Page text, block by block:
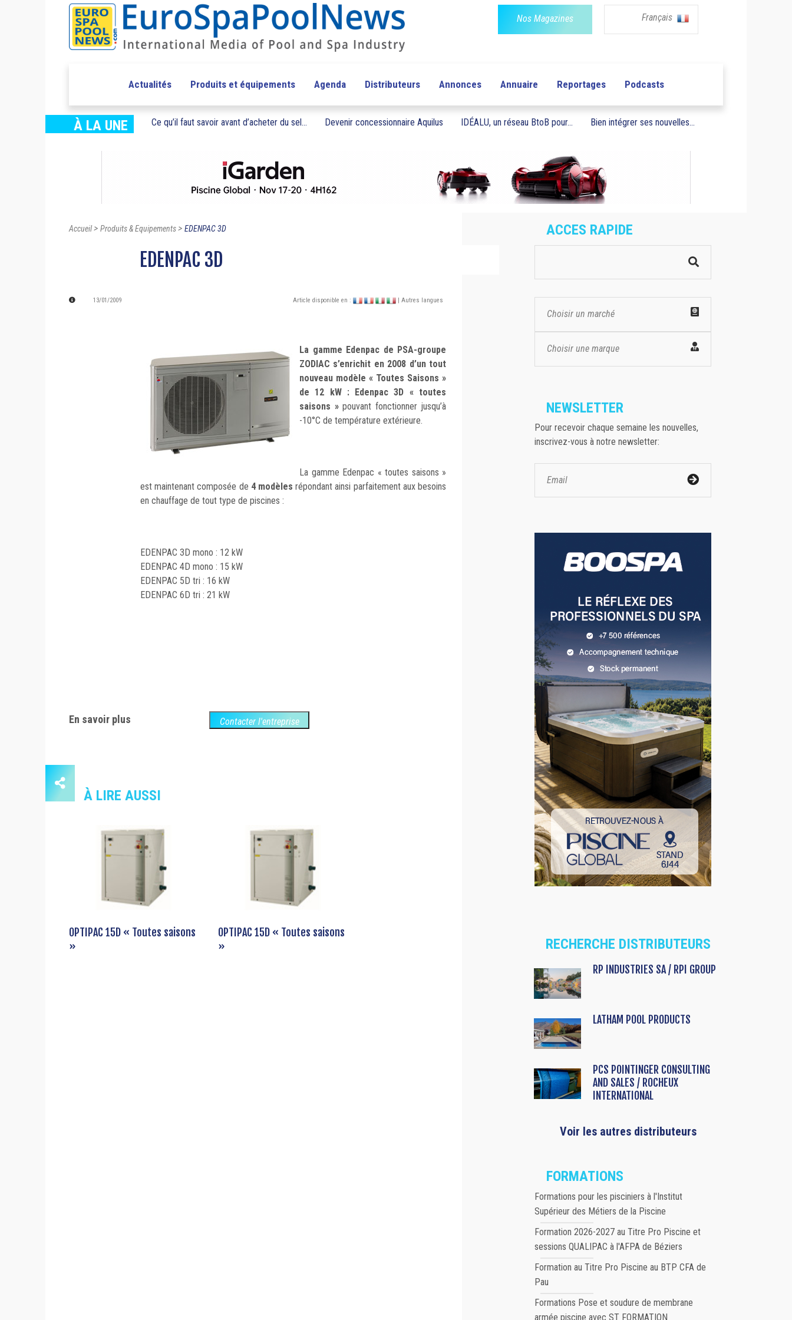
Nos Magazines Français
Actualités Produits et équipements Agenda Distributeurs Annonces Annuaire Reportages Podcasts
À LA UNE Ce qu’il faut savoir avant d’acheter du sel... Devenir concessionnaire Aquilus IDÉALU, un réseau BtoB pour... Bien intégrer ses nouvelles...
Accueil> Produits & Equipements> EDENPAC 3D
EDENPAC 3D
13/01/2009 Article disponible en : | Autres langues
La gamme Edenpac de PSA-groupe
ZODIAC s’enrichit en 2008 d’un tout
nouveau modèle « Toutes Saisons »
de 12 kW : Edenpac 3D « toutes
saisons »pouvant fonctionner jusqu’à
-10°C de température extérieure.
La gamme Edenpac « toutes saisons »
est maintenant composée de 4 modèles répondant ainsi parfaitement aux besoins
en chauffage de tout type de piscines :
EDENPAC 3D mono : 12 kW
EDENPAC 4D mono : 15 kW
EDENPAC 5D tri : 16 kW
EDENPAC 6D tri : 21 kW
En savoir plus Contacter l'entreprise
À LIRE AUSSI
OPTIPAC 15D « Toutes saisons
»
OPTIPAC 15D « Toutes saisons
»
ACCES RAPIDE
Choisir un marché
Choisir une marque
NEWSLETTER
Pour recevoir chaque semaine les nouvelles,
inscrivez-vous à notre newsletter:
RECHERCHE DISTRIBUTEURS
RP INDUSTRIES SA / RPI GROUP
LATHAM POOL PRODUCTS
PCS POINTINGER CONSULTING
AND SALES / ROCHEUX
INTERNATIONAL
Voir les autres distributeurs
FORMATIONS
Formations pour les pisciniers à l'Institut
Supérieur des Métiers de la Piscine
Formation 2026-2027 au Titre Pro Piscine et
sessions QUALIPAC à l'AFPA de Béziers
Formation au Titre Pro Piscine au BTP CFA de
Pau
Formations Pose et soudure de membrane
armée piscine avec ST FORMATION